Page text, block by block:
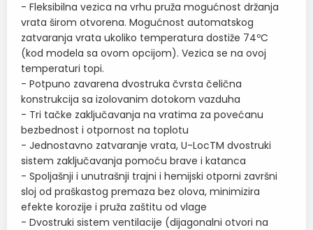
- Fleksibilna vezica na vrhu pruža mogućnost držanja
vrata širom otvorena. Mogućnost automatskog
zatvaranja vrata ukoliko temperatura dostiže 74ºC
(kod modela sa ovom opcijom). Vezica se na ovoj
temperaturi topi.
- Potpuno zavarena dvostruka čvrsta čelična
konstrukcija sa izolovanim dotokom vazduha
- Tri tačke zaključavanja na vratima za povećanu
bezbednost i otpornost na toplotu
- Jednostavno zatvaranje vrata, U-LocTM dvostruki
sistem zaključavanja pomoću brave i katanca
- Spoljašnji i unutrašnji trajni i hemijski otporni završni
sloj od praškastog premaza bez olova, minimizira
efekte korozije i pruža zaštitu od vlage
- Dvostruki sistem ventilacije (dijagonalni otvori na